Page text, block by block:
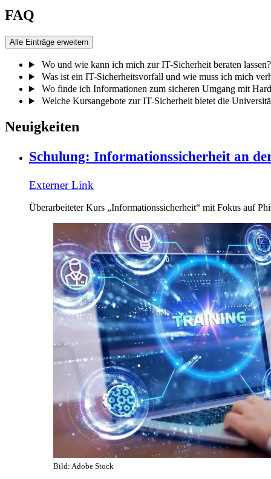
FAQ
Alle Einträge erweitern
Wo und wie kann ich mich zur IT-Sicherheit beraten lassen?
Was ist ein IT-Sicherheitsvorfall und wie muss ich mich
Wo finde ich Informationen zum sicheren Umgang mit
Welche Kursangebote zur IT-Sicherheit bietet die
Neuigkeiten
Schulung: Informationssicherheit an
Externer Link
Überarbeiteter Kurs „Informationssicherheit“ mit Fokus auf
Bild: Adobe Stock